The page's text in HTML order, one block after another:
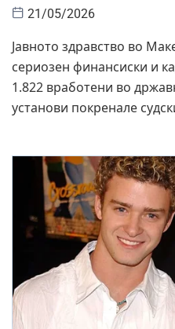
21/05/2026
Јавното здравство во
сериозен финансиски и
1.822 вработени во
установи покренале